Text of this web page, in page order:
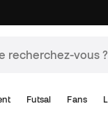
Futsal Fans